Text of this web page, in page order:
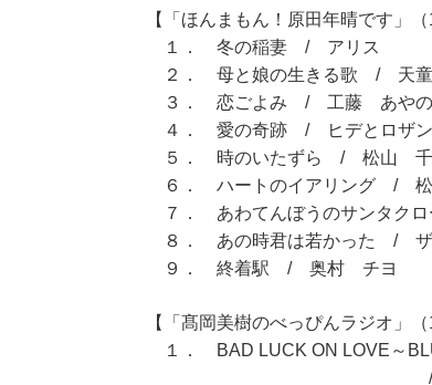
【「ほんまもん！原田年晴です」
１． 冬の稲妻 / アリス
２． 母と娘の生きる歌 / 天
３． 恋ごよみ / 工藤 あやの
４． 愛の奇跡 / ヒデとロザン
５． 時のいたずら / 松山 千
６． ハートのイアリング /
７． あわてんぼうのサンタク
８． あの時君は若かった / ザ
９． 終着駅 / 奥村 チヨ
【「髙岡美樹のべっぴんラジオ」
１． BAD LUCK ON LOVE～
/